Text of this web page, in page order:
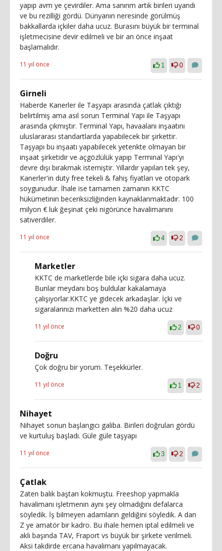
yapıp avm ye çevirdiler. Ama sanırım artık birileri uyandı
ve bu rezilliği gördü. Dünyanın neresinde görülmüş
bakkallarda içkiler daha ucuz. Burasını büyük bir terminal
işletmecisine devir edilmeli ve bir an önce inşaat
başlamalıdır.
11 yıl önce 1 0
Girneli
Haberde Kanerler ile Taşyapı arasında çatlak çıktığı
belirtilmiş ama asıl sorun Terminal Yapı ile Taşyapı
arasında çıkmıştır. Terminal Yapı, havaalanı inşaatını
uluslararası standartlarda yapabilecek bir şirkettir.
Taşyapı bu inşaatı yapabilecek yetenkte olmayan bir
inşaat şirketidir ve açgözlülük yapıp Terminal Yapı'yı
devre dışı bırakmak istemiştir. Yıllardır yapılan tek şey,
Kanerler'in duty free tekeli & fahiş fiyatları ve otopark
soygunudur. İhale ise tamamen zamanın KKTC
hükümetinin beceriksizliğinden kaynaklanmaktadır. 100
milyon € luk ğeşinat çeki nigörünce havalimanını
satıverdiler.
11 yıl önce 4 2
Marketler
KKTC de marketlerde bile içki sigara daha ucuz.
Bunlar meydanı boş buldular kakalamaya
çalışıyorlar.KKTC ye gidecek arkadaşlar. İçki ve
sigaralarınızı marketten alın %20 daha ucuz
11 yıl önce 2 0
Doğru
Çok doğru bir yorum. Teşekkürler.
11 yıl önce 1 2
Nihayet
Nihayet sonun başlangıcı galiba. Birileri doğruları gördü
ve kurtuluş başladı. Güle güle taşyapı
11 yıl önce 3 2
Çatlak
Zaten balık baştan kokmuştu. Freeshop yapmakla
havalimanı işletmenin aynı şey olmadığını defalarca
söyledik. İş bilmeyen adamların geldiğini söyledik. A dan
Z ye amatör bir kadro. Bu ihale hemen iptal edilmeli ve
aklı başında TAV, Fraport vs büyük bir şirkete verilmeli.
Aksi takdirde ercana havalimanı yapılmayacak.